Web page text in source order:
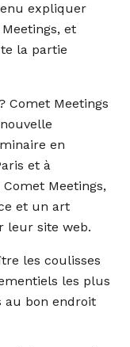
expliquer
et
la partie
Comet Meetings
en
et à
Meetings,
et un art
leur site web.
les coulisses
les plus
au bon endroit